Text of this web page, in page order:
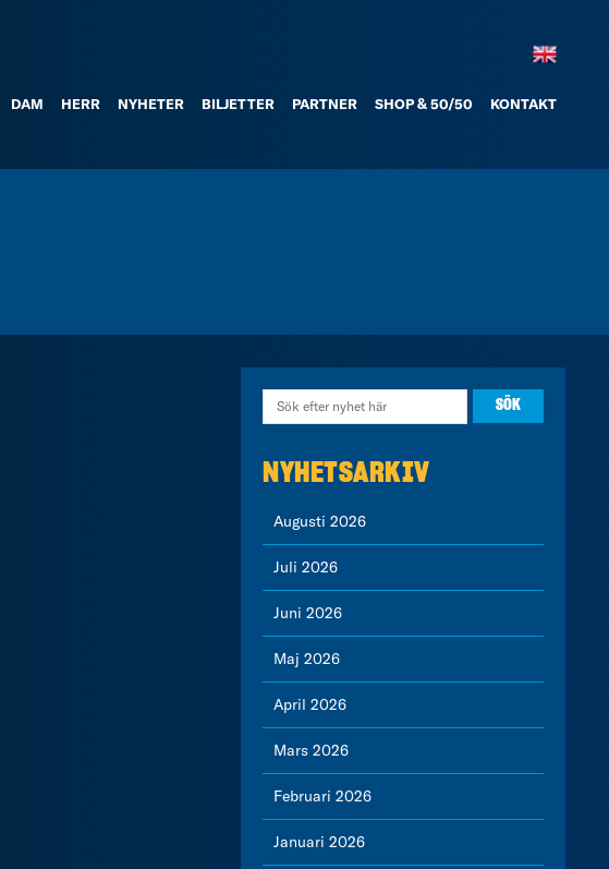
DAM HERR NYHETER BILJETTER PARTNER SHOP & 50/50 KONTAKT
NYHETSARKIV
Augusti 2026
Juli 2026
Juni 2026
Maj 2026
April 2026
Mars 2026
Februari 2026
Januari 2026